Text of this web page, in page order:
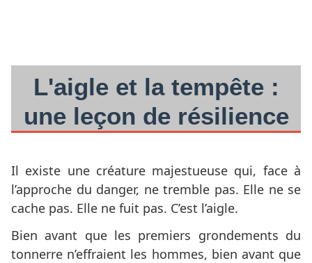
L'aigle et la tempête :
une leçon de résilience
Il existe une créature majestueuse qui, face à
l’approche du danger, ne tremble pas. Elle ne se
cache pas. Elle ne fuit pas. C’est l’aigle.
Bien avant que les premiers grondements du
tonnerre n’effraient les hommes, bien avant que